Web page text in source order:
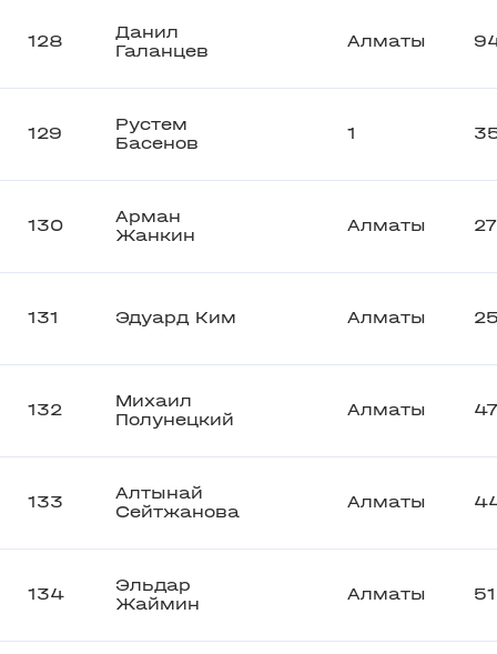
128
Данил
Галанцев
Алматы
129
Рустем
Басенов
1
130
Арман
Жанкин
Алматы
131 Эдуард Ким Алматы
132
Михаил
Полунецкий
Алматы
133
Алтынай
Сейтжанова
Алматы
134
Эльдар
Жаймин
Алматы